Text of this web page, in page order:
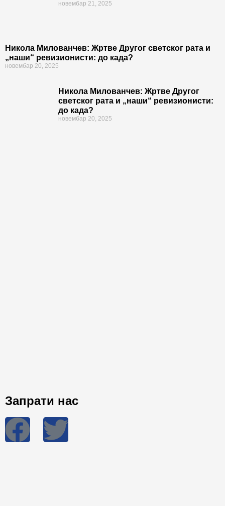
новембар 21, 2025
Никола Милованчев: Жртве Другог светског рата и
„наши“ ревизионисти: до када?
новембар 20, 2025
Никола Милованчев: Жртве Другог
светског рата и „наши“ ревизионисти:
до када?
новембар 20, 2025
Запрати нас